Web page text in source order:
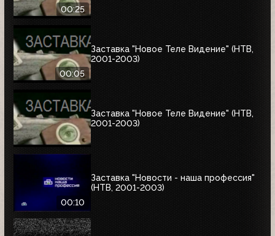
00:25
00:05
Заставка "Новое Теле Видение" (НТВ,
2001-2003)
Заставка "Новое Теле Видение" (НТВ,
2001-2003)
00:10
Заставка "Новости - наша профессия"
(НТВ, 2001-2003)